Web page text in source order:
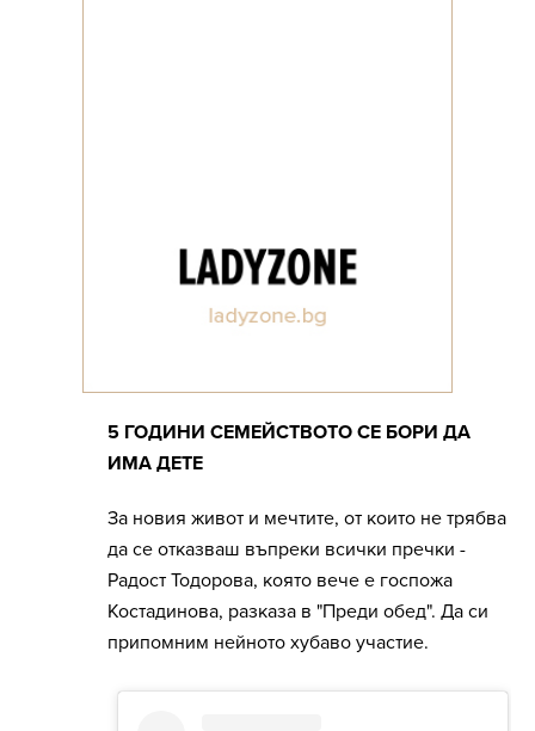
5 ГОДИНИ СЕМЕЙСТВОТО СЕ БОРИ ДА
ИМА ДЕТЕ
За новия живот и мечтите, от които не трябва
да се отказваш въпреки всички пречки -
Радост Тодорова, която вече е госпожа
Костадинова, разказа в "Преди обед". Да си
припомним нейното хубаво участие.